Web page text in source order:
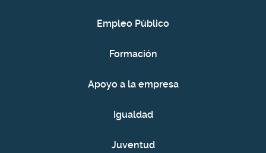
Empleo Público
Formación
Apoyo a la empresa
Igualdad
Juventud